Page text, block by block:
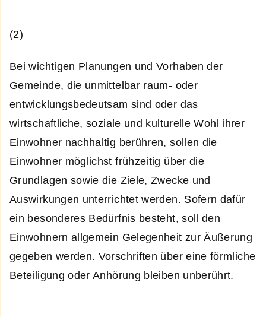
(2)
Bei wichtigen Planungen und Vorhaben der
Gemeinde, die unmittelbar raum- oder
entwicklungsbedeutsam sind oder das
wirtschaftliche, soziale und kulturelle Wohl ihrer
Einwohner nachhaltig berühren, sollen die
Einwohner möglichst frühzeitig über die
Grundlagen sowie die Ziele, Zwecke und
Auswirkungen unterrichtet werden. Sofern dafür
ein besonderes Bedürfnis besteht, soll den
Einwohnern allgemein Gelegenheit zur Äußerung
gegeben werden. Vorschriften über eine förmliche
Beteiligung oder Anhörung bleiben unberührt.